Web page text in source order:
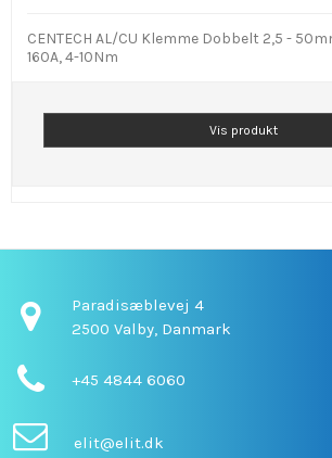
CENTECH AL/CU Klemme Dobbelt 2,5 -
160A, 4-10Nm
Vis produkt
Paradisæblevej 4
2500 Valby, Danmark
+45 4844 6060
elit@elit.dk